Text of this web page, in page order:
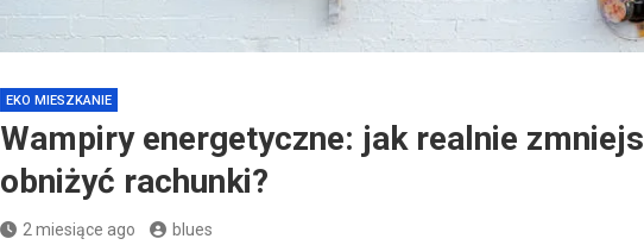
EKO MIESZKANIE
Wampiry energetyczne: jak realnie
obniżyć rachunki?
2 miesiące ago blues